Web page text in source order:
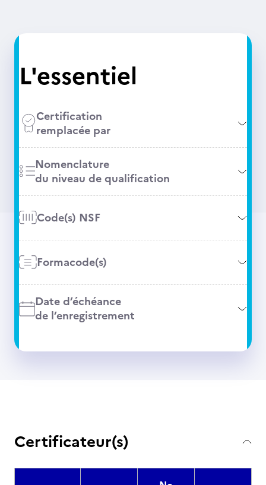
L'essentiel
Certification
remplacée par
Nomenclature
du niveau de qualification
Code(s) NSF
Formacode(s)
Date d’échéance
de l’enregistrement
Certificateur(s)